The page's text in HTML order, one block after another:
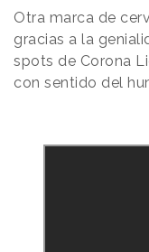
Otra marca de
gracias a la
spots de Corona
con sentido del